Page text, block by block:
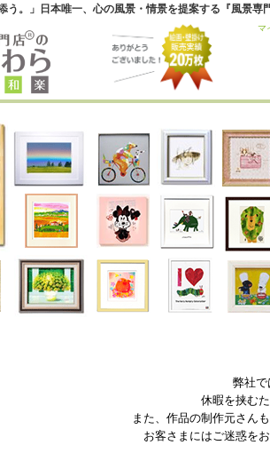
う。」日本唯一、心の風景・情景を提案する『風景
マ
弊社で
休暇を挟む
また、作品の制作元さん
お客さまにはご迷惑を